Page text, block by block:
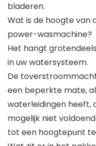
bladeren.
Wat is de hoogte van
power-wasmachine?
Het hangt
in uw watersysteem.
De
een beperkte mate,
waterleidingen heeft,
mogelijk niet
tot een hoogtepunt